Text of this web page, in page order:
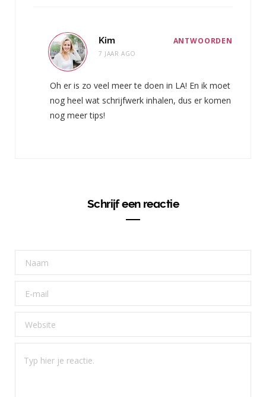
Kim
7 JAAR AGO
ANTWOORDEN
Oh er is zo veel meer te doen in LA! En ik moet
nog heel wat schrijfwerk inhalen, dus er komen
nog meer tips!
Schrijf een reactie